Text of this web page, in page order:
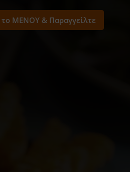
το ΜΕΝΟΥ & Παραγγείλτε